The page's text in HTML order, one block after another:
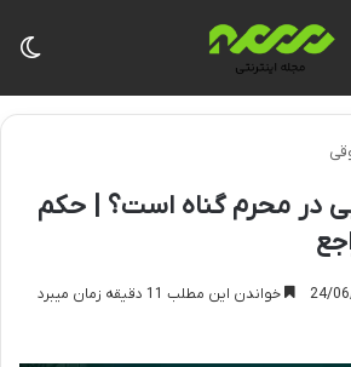
در محرم گناه است؟ | حکم
خواندن این مطلب 11 دقیقه زمان میبرد